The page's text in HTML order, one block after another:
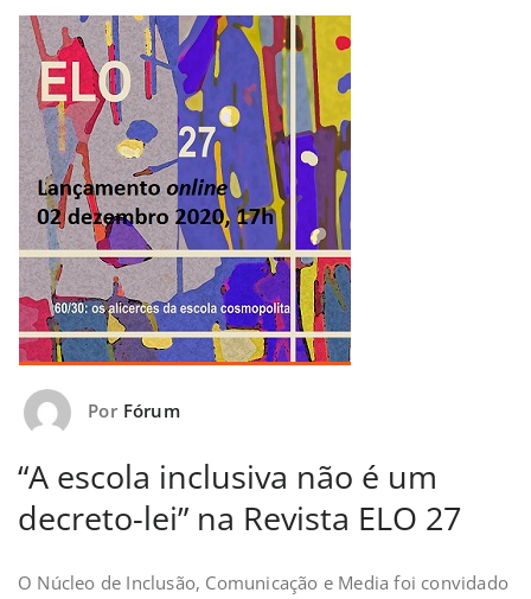
Por Fórum
“A escola inclusiva não é um
decreto-lei” na Revista ELO 27
O Núcleo de Inclusão, Comunicação e Media foi convidado